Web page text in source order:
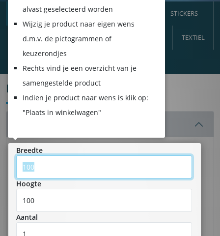
ALLE PRODUCTEN SPANDOEKEN STICKERS
VLAGGEN INTERIEUR BORDEN TEXTIEL
BEDRUKT VLOERZEIL
Breedte
Hoogte
Aantal
alvast geselecteerd worden
Wijzig je product naar eigen wens
d.m.v. de pictogrammen of
keuzerondjes
Rechts vind je een overzicht van je
samengestelde product
Indien je product naar wens is klik op:
"Plaats in winkelwagen"